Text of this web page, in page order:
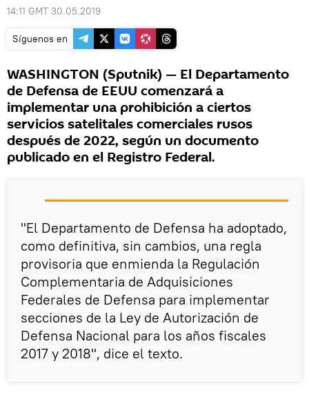
14:11 GMT 30.05.2019
Síguenos en
WASHINGTON (Sputnik) — El Departamento
de Defensa de EEUU comenzará a
implementar una prohibición a ciertos
servicios satelitales comerciales rusos
después de 2022, según un documento
publicado en el Registro Federal.
"El Departamento de Defensa ha adoptado,
como definitiva, sin cambios, una regla
provisoria que enmienda la Regulación
Complementaria de Adquisiciones
Federales de Defensa para implementar
secciones de la Ley de Autorización de
Defensa Nacional para los años fiscales
2017 y 2018", dice el texto.